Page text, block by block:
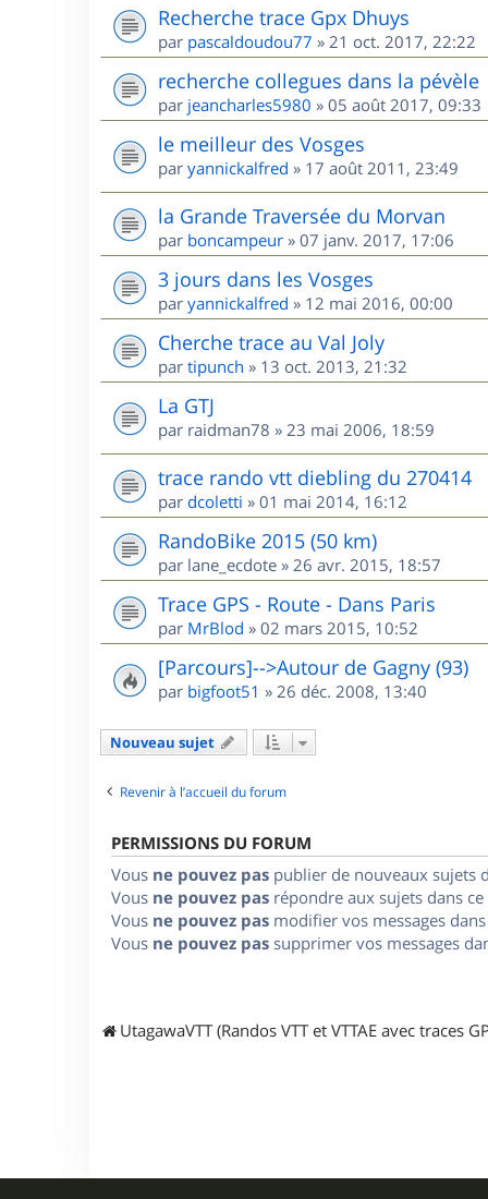
Recherche trace Gpx Dhuys
par pascaldoudou77 » 21 oct. 2017, 22:22
recherche collegues dans la pévèle
par jeancharles5980 » 05 août 2017, 09:33
le meilleur des Vosges
par yannickalfred » 17 août 2011, 23:49
la Grande Traversée du Morvan
par boncampeur » 07 janv. 2017, 17:06
3 jours dans les Vosges
par yannickalfred » 12 mai 2016, 00:00
Cherche trace au Val Joly
par tipunch » 13 oct. 2013, 21:32
La GTJ
par raidman78 » 23 mai 2006, 18:59
trace rando vtt diebling du 270414
par dcoletti » 01 mai 2014, 16:12
RandoBike 2015 (50 km)
par lane_ecdote » 26 avr. 2015, 18:57
Trace GPS - Route - Dans Paris
par MrBlod » 02 mars 2015, 10:52
[Parcours]-->Autour de Gagny (93)
par bigfoot51 » 26 déc. 2008, 13:40
Nouveau sujet
Revenir à l’accueil du forum
PERMISSIONS DU FORUM
Vous ne pouvez pas publier de nouveaux sujets
Vous ne pouvez pas répondre aux sujets dans
Vous ne pouvez pas modifier vos messages
Vous ne pouvez pas supprimer vos messages
UtagawaVTT (Randos VTT et VTTAE avec traces